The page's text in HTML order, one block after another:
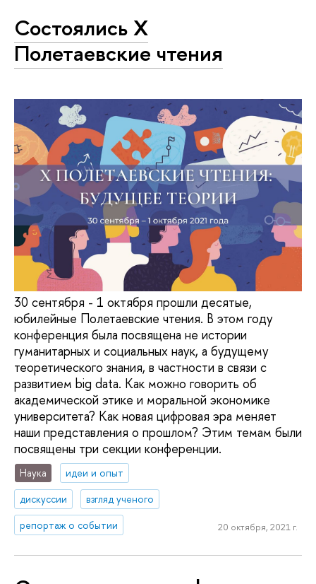
Состоялись X
Полетаевские чтения
30 сентября - 1 октября прошли десятые,
юбилейные Полетаевские чтения. В этом году
конференция была посвящена не истории
гуманитарных и социальных наук, а будущему
теоретического знания, в частности в связи с
развитием big data. Как можно говорить об
академической этике и моральной экономике
университета? Как новая цифровая эра меняет
наши представления о прошлом? Этим темам были
посвящены три секции конференции.
Наука
идеи и опыт
дискуссии
взгляд ученого
репортаж о событии
20 октября, 2021 г.